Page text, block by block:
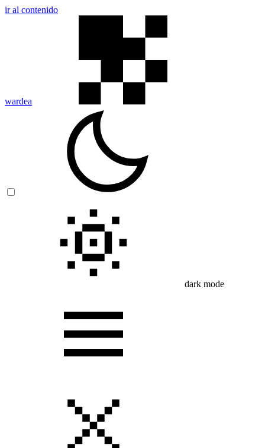
ir al contenido
wardea
dark mode